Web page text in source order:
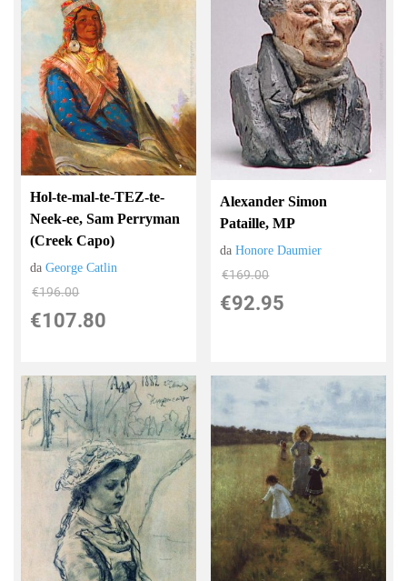
Hol-te-mal-te-TEZ-te-
Neek-ee, Sam Perryman
(Creek Capo)
daGeorge Catlin
€196.00
€107.80
Alexander Simon
Pataille, MP
daHonore Daumier
€169.00
€92.95